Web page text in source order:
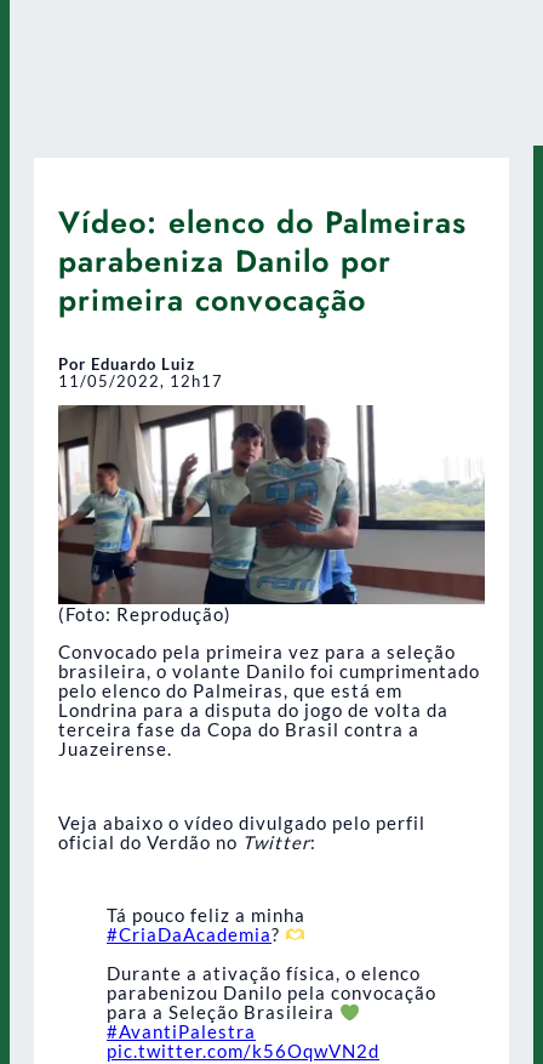
Vídeo: elenco do Palmeiras
parabeniza Danilo por
primeira convocação
Por Eduardo Luiz
11/05/2022, 12h17
(Foto: Reprodução)
Convocado pela primeira vez para a seleção
brasileira, o volante Danilo foi cumprimentado
pelo elenco do Palmeiras, que está em
Londrina para a disputa do jogo de volta da
terceira fase da Copa do Brasil contra a
Juazeirense.
Veja abaixo o vídeo divulgado pelo perfil
oficial do Verdão no Twitter:
Tá pouco feliz a minha
#CriaDaAcademia?
Durante a ativação física, o elenco
parabenizou Danilo pela convocação
para a Seleção Brasileira
#AvantiPalestra
pic.twitter.com/k56OqwVN2d